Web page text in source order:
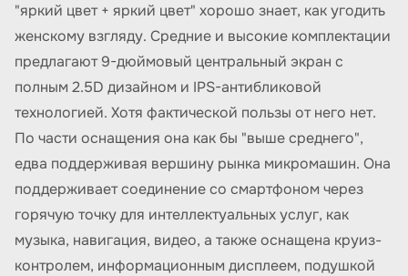
"яркий цвет + яркий цвет" хорошо знает, как угодить
женскому взгляду. Средние и высокие комплектации
предлагают 9-дюймовый центральный экран с
полным 2.5D дизайном и IPS-антибликовой
технологией. Хотя фактической пользы от него нет.
По части оснащения она как бы "выше среднего",
едва поддерживая вершину рынка микромашин. Она
поддерживает соединение со смартфоном через
горячую точку для интеллектуальных услуг, как
музыка, навигация, видео, а также оснащена круиз-
контролем, информационным дисплеем, подушкой